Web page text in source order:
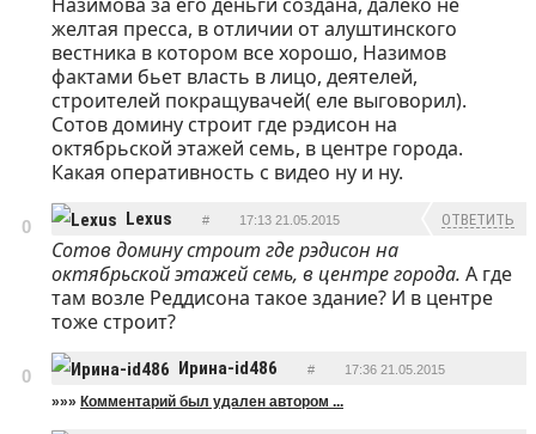
желтая пресса, в отличии от алуштинского
вестника в котором все хорошо, Назимов
фактами бьет власть в лицо, деятелей,
строителей покращувачей( еле выговорил).
Сотов домину строит где рэдисон на
октябрьской этажей семь, в центре города.
Какая оперативность с видео ну и ну.
0 Lexus # 17:13 21.05.2015 ОТВЕТИТЬ
Сотов домину строит где рэдисон на
октябрьской этажей семь, в центре города. А где
там возле Реддисона такое здание? И в центре
тоже строит?
0 Ирина-id486 # 17:36 21.05.2015
»»» Комментарий был удален автором ...